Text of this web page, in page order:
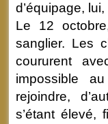
d’équipage,
Le 12
sanglier. Les
coururent
impossible
rejoindre,
s’étant élevé,